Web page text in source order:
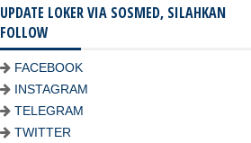
UPDATE LOKER VIA SOSMED, SILAHKAN
FOLLOW
FACEBOOK
INSTAGRAM
TELEGRAM
TWITTER